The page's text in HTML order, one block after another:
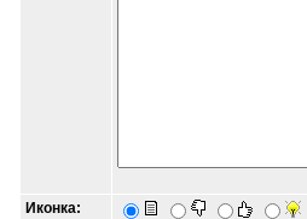
Иконка: